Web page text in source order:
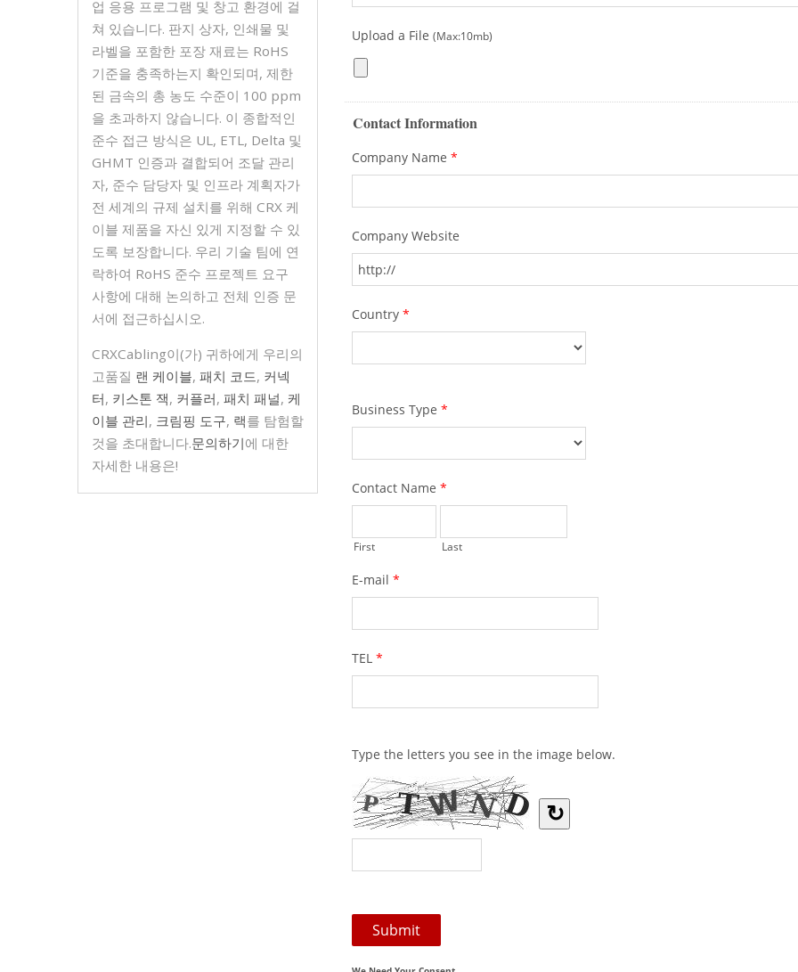
업 응용 프로그램 및 창고 환경에 걸
쳐 있습니다. 판지 상자, 인쇄물 및
라벨을 포함한 포장 재료는 RoHS
기준을 충족하는지 확인되며, 제한
된 금속의 총 농도 수준이 100 ppm
을 초과하지 않습니다. 이 종합적인
준수 접근 방식은 UL, ETL, Delta 및
GHMT 인증과 결합되어 조달 관리
자, 준수 담당자 및 인프라 계획자가
전 세계의 규제 설치를 위해 CRX 케
이블 제품을 자신 있게 지정할 수 있
도록 보장합니다. 우리 기술 팀에 연
락하여 RoHS 준수 프로젝트 요구
사항에 대해 논의하고 전체 인증 문
서에 접근하십시오.
CRXCabling이(가) 귀하에게 우리의
고품질 랜 케이블, 패치 코드, 커넥
터, 키스톤 잭, 커플러, 패치 패널, 케
이블 관리, 크림핑 도구, 랙를 탐험할
것을 초대합니다.문의하기에 대한
자세한 내용은!